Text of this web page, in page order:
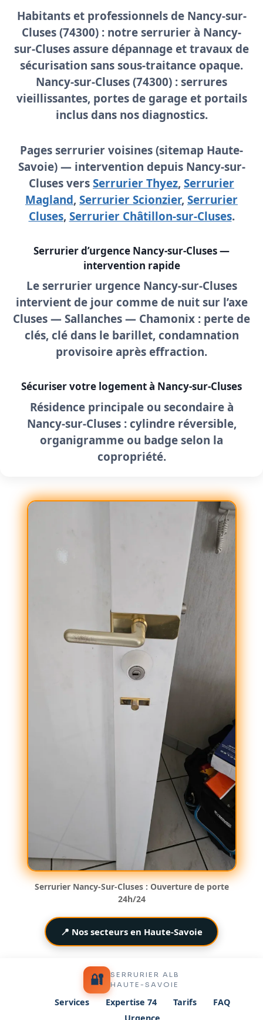
Habitants et professionnels de Nancy-sur-
Cluses (74300) : notre serrurier à Nancy-
sur-Clusesassure dépannage et travaux de
sécurisation sans sous-traitance opaque.
Nancy-sur-Cluses (74300) : serrures
vieillissantes, portes de garage et portails
inclus dans nos diagnostics.
Pages serrurier voisines (sitemap Haute-
Savoie) — intervention depuis Nancy-sur-
Cluses versSerrurier Thyez, Serrurier
Magland, Serrurier Scionzier, Serrurier
Cluses, Serrurier Châtillon-sur-Cluses.
Serrurier d’urgence Nancy-sur-Cluses —
intervention rapide
Le serrurier urgence Nancy-sur-Cluses
intervient de jour comme de nuit sur l’axe
Cluses — Sallanches — Chamonix : perte de
clés, clé dans le barillet, condamnation
provisoire après effraction.
Sécuriser votre logement à Nancy-sur-Cluses
Résidence principale ou secondaire à
Nancy-sur-Cluses : cylindre réversible,
organigramme ou badge selon la
copropriété.
Serrurier Nancy-Sur-Cluses : Ouverture de porte
24h/24
📍 Nos secteurs en Haute-Savoie
🔐
SERRURIER ALB
HAUTE-SAVOIE
Services Expertise 74 Tarifs
FAQ